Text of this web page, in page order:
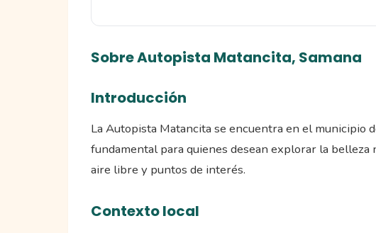
Sobre Autopista Matancita, Samana
Introducción
La Autopista Matancita se encuentra en el municipio
fundamental para quienes desean explorar la
aire libre y puntos de interés.
Contexto local